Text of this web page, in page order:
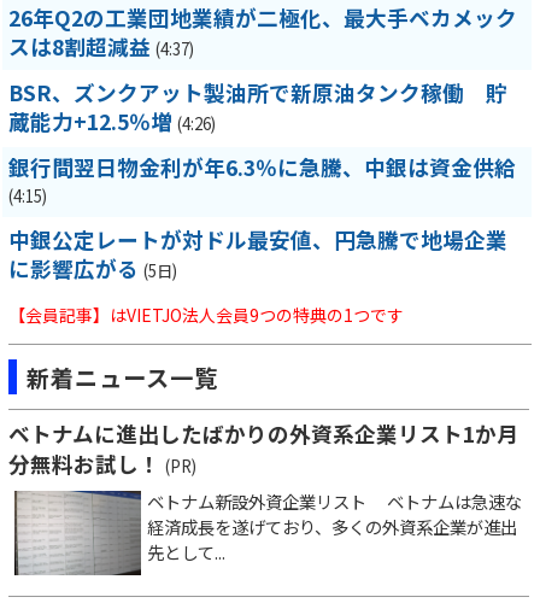
26年Q2の工業団地業績が二極化、最大手ベカメック
スは8割超減益 (4:37)
BSR、ズンクアット製油所で新原油タンク稼働 貯
蔵能力+12.5％増 (4:26)
銀行間翌日物金利が年6.3％に急騰、中銀は資金供給
(4:15)
中銀公定レートが対ドル最安値、円急騰で地場企業
に影響広がる (5日)
【会員記事】はVIETJO法人会員9つの特典の1つです
新着ニュース一覧
ベトナムに進出したばかりの外資系企業リスト1か月
分無料お試し！
(PR)
ベトナム新設外資企業リスト ベトナムは急速な
経済成長を遂げており、多くの外資系企業が進出
先として...